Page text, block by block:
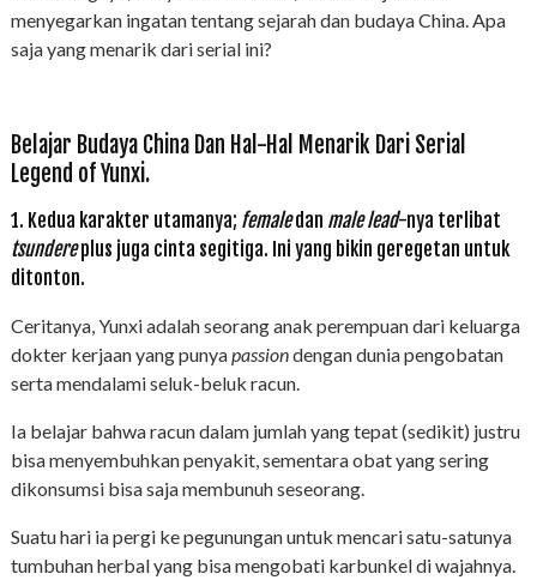
menyegarkan ingatan tentang sejarah dan budaya China. Apa
saja yang menarik dari serial ini?
Belajar Budaya China Dan Hal-Hal Menarik Dari Serial
Legend of Yunxi.
1. Kedua karakter utamanya; femaledan male lead-nya terlibat
tsundereplus juga cinta segitiga. Ini yang bikin geregetan untuk
ditonton.
Ceritanya, Yunxi adalah seorang anak perempuan dari keluarga
dokter kerjaan yang punyapassiondengan dunia pengobatan
serta mendalami seluk-beluk racun.
Ia belajar bahwa racun dalam jumlah yang tepat (sedikit) justru
bisa menyembuhkan penyakit, sementara obat yang sering
dikonsumsi bisa saja membunuh seseorang.
Suatu hari ia pergi ke pegunungan untuk mencari satu-satunya
tumbuhan herbal yang bisa mengobati karbunkel di wajahnya.